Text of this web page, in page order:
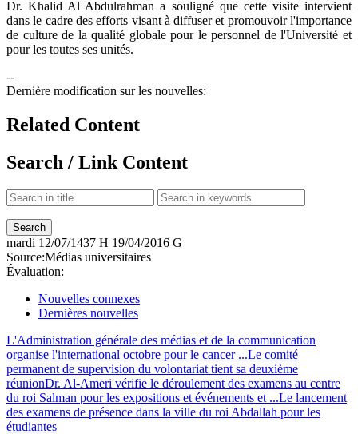
Dr. Khalid Al Abdulrahman a souligné que cette visite intervient
dans le cadre des efforts visant à diffuser et promouvoir l'importance
de culture de la qualité globale pour le personnel de l'Université et
pour les toutes ses unités.
--
Dernière modification sur les nouvelles:
Related Content
Search / Link Content
mardi 12/07/1437 H 19/04/2016 G
Source:Médias universitaires
Évaluation:
Nouvelles connexes
Dernières nouvelles
L'Administration générale des médias et de la communication
organise l'international octobre pour le cancer ...Le comité
permanent de supervision du volontariat tient sa deuxième
réunionDr. Al-Ameri vérifie le déroulement des examens au centre
du roi Salman pour les expositions et événements et ...Le lancement
des examens de présence dans la ville du roi Abdallah pour les
étudiantes